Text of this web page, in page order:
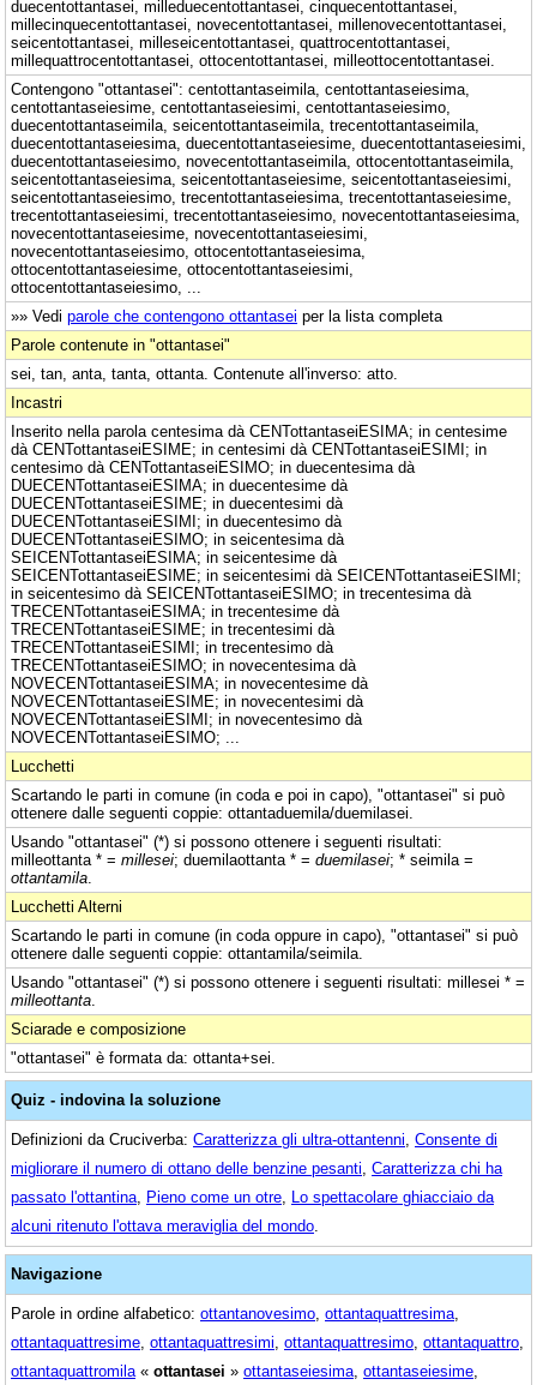
duecentottantasei, milleduecentottantasei, cinquecentottantasei,
millecinquecentottantasei, novecentottantasei, millenovecentottantasei,
seicentottantasei, milleseicentottantasei, quattrocentottantasei,
millequattrocentottantasei, ottocentottantasei, milleottocentottantasei.
Contengono "ottantasei": centottantaseimila, centottantaseiesima,
centottantaseiesime, centottantaseiesimi, centottantaseiesimo,
duecentottantaseimila, seicentottantaseimila, trecentottantaseimila,
duecentottantaseiesima, duecentottantaseiesime, duecentottantaseiesimi,
duecentottantaseiesimo, novecentottantaseimila, ottocentottantaseimila,
seicentottantaseiesima, seicentottantaseiesime, seicentottantaseiesimi,
seicentottantaseiesimo, trecentottantaseiesima, trecentottantaseiesime,
trecentottantaseiesimi, trecentottantaseiesimo, novecentottantaseiesima,
novecentottantaseiesime, novecentottantaseiesimi,
novecentottantaseiesimo, ottocentottantaseiesima,
ottocentottantaseiesime, ottocentottantaseiesimi,
ottocentottantaseiesimo, ...
»» Vedi parole che contengono ottantasei per la lista completa
Parole contenute in "ottantasei"
sei, tan, anta, tanta, ottanta. Contenute all'inverso: atto.
Incastri
Inserito nella parola centesima dà CENTottantaseiESIMA; in centesime
dà CENTottantaseiESIME; in centesimi dà CENTottantaseiESIMI; in
centesimo dà CENTottantaseiESIMO; in duecentesima dà
DUECENTottantaseiESIMA; in duecentesime dà
DUECENTottantaseiESIME; in duecentesimi dà
DUECENTottantaseiESIMI; in duecentesimo dà
DUECENTottantaseiESIMO; in seicentesima dà
SEICENTottantaseiESIMA; in seicentesime dà
SEICENTottantaseiESIME; in seicentesimi dà SEICENTottantaseiESIMI;
in seicentesimo dà SEICENTottantaseiESIMO; in trecentesima dà
TRECENTottantaseiESIMA; in trecentesime dà
TRECENTottantaseiESIME; in trecentesimi dà
TRECENTottantaseiESIMI; in trecentesimo dà
TRECENTottantaseiESIMO; in novecentesima dà
NOVECENTottantaseiESIMA; in novecentesime dà
NOVECENTottantaseiESIME; in novecentesimi dà
NOVECENTottantaseiESIMI; in novecentesimo dà
NOVECENTottantaseiESIMO; ...
Lucchetti
Scartando le parti in comune (in coda e poi in capo), "ottantasei" si può
ottenere dalle seguenti coppie: ottantaduemila/duemilasei.
Usando "ottantasei" (*) si possono ottenere i seguenti risultati:
milleottanta * = millesei; duemilaottanta * = duemilasei; * seimila =
ottantamila
Lucchetti Alterni
Scartando le parti in comune (in coda oppure in capo), "ottantasei" si può
ottenere dalle seguenti coppie: ottantamila/seimila.
Usando "ottantasei" (*) si possono ottenere i seguenti risultati: millesei * =
milleottanta
Sciarade e composizione
"ottantasei" è formata da: ottanta+sei.
Quiz - indovina la soluzione
Definizioni da Cruciverba: Caratterizza gli ultra-ottantenni Consente di
migliorare il numero di ottano delle benzine pesanti Caratterizza chi ha
passato l'ottantina Pieno come un otre Lo spettacolare ghiacciaio da
alcuni ritenuto l'ottava meraviglia del mondo
Navigazione
Parole in ordine alfabetico: ottantanovesimo ottantaquattresima
ottantaquattresime ottantaquattresimi ottantaquattresimo ottantaquattro
ottantaquattromila « ottantasei » ottantaseiesima ottantaseiesime